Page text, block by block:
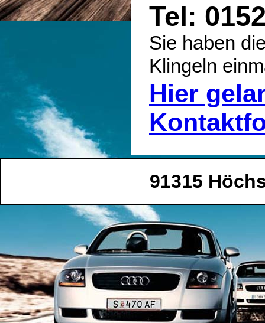
Tel:
Sie haben
Klingeln
Hier
91315